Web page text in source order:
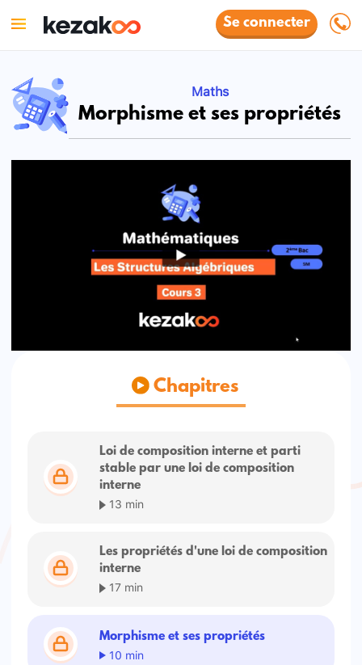
Se connecter
Maths
Morphisme et ses propriétés
Chapitres
Loi de composition interne et parti
stable par une loi de composition
interne
13 min
Les propriétés d'une loi de composition
interne
17 min
Morphisme et ses propriétés
10 min